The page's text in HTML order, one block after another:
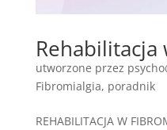
utworzone przez
Fibromialgia, poradnik
REHABILITACJA W